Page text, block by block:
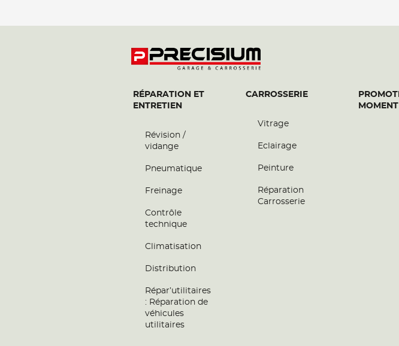
RÉPARATION ET
ENTRETIEN
Révision /
vidange
Pneumatique
Freinage
Contrôle
technique
Climatisation
Distribution
Répar’utilitaires
: Réparation de
véhicules
utilitaires
CARROSSERIE
Vitrage
Eclairage
Peinture
Réparation
Carrosserie
MOMENT